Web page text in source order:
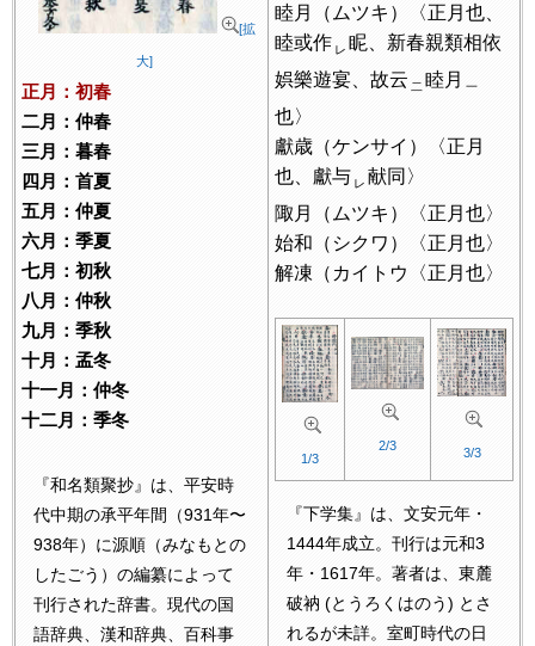
[拡
大]
正月：初春
二月：仲春
三月：暮春
四月：首夏
五月：仲夏
六月：季夏
七月：初秋
八月：仲秋
九月：季秋
十月：孟冬
十一月：仲冬
十二月：季冬
『和名類聚抄』は、平安時
代中期の承平年間（931年〜
938年）に源順（みなもとの
したごう）の編纂によって
刊行された辞書。現代の国
語辞典、漢和辞典、百科事
睦月（ムツキ）〈正月也、
睦或作 レ 眤、新春親類相依
娯樂遊宴、故云 二 睦月 一
也〉
獻歳（ケンサイ）〈正月
也、獻与 レ 献同〉
陬月（ムツキ）〈正月也〉
始和（シクワ）〈正月也〉
解凍（カイトウ〈正月也〉
1/3
2/3
3/3
『下学集』は、文安元年・
1444年成立。刊行は元和3
年・1617年。著者は、東麓
破衲 (とうろくはのう) とさ
れるが未詳。室町時代の日